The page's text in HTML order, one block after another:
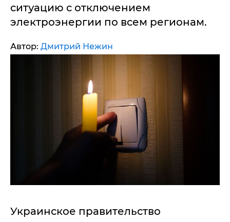
ситуацию с отключением
электроэнергии по всем регионам.
Автор: Дмитрий Нежин
Украинское правительство